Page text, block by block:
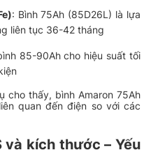
: Bình 75Ah (85D26L) là lựa
liên tục 36-42 tháng
85-90Ah cho hiệu suất tối
cho thấy, bình Amaron 75Ah
quan đến điện so với các
và kích thước – Yếu